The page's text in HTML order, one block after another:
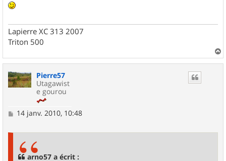
Lapierre XC 313 2007
Triton 500
a
Pierre57
Utagawist
e gourou
M14 janv. 2010, 10:48
arno57 a écrit :